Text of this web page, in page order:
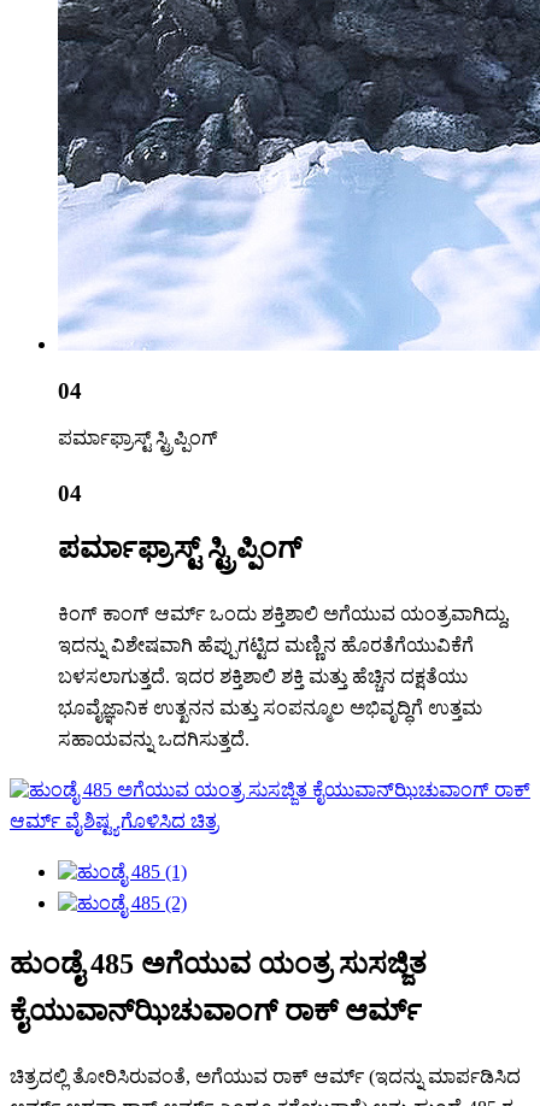
04
ಪರ್ಮಾಫ್ರಾಸ್ಟ್ ಸ್ಟ್ರಿಪ್ಪಿಂಗ್
04
ಪರ್ಮಾಫ್ರಾಸ್ಟ್ ಸ್ಟ್ರಿಪ್ಪಿಂಗ್
ಕಿಂಗ್ ಕಾಂಗ್ ಆರ್ಮ್ ಒಂದು ಶಕ್ತಿಶಾಲಿ ಅಗೆಯುವ ಯಂತ್ರವಾಗಿದ್ದು,
ಇದನ್ನು ವಿಶೇಷವಾಗಿ ಹೆಪ್ಪುಗಟ್ಟಿದ ಮಣ್ಣಿನ ಹೊರತೆಗೆಯುವಿಕೆಗೆ
ಬಳಸಲಾಗುತ್ತದೆ. ಇದರ ಶಕ್ತಿಶಾಲಿ ಶಕ್ತಿ ಮತ್ತು ಹೆಚ್ಚಿನ ದಕ್ಷತೆಯು
ಭೂವೈಜ್ಞಾನಿಕ ಉತ್ಖನನ ಮತ್ತು ಸಂಪನ್ಮೂಲ ಅಭಿವೃದ್ಧಿಗೆ ಉತ್ತಮ
ಸಹಾಯವನ್ನು ಒದಗಿಸುತ್ತದೆ.
ಹುಂಡೈ 485 ಅಗೆಯುವ ಯಂತ್ರ ಸುಸಜ್ಜಿತ
ಕೈಯುವಾನ್‌ಝಿಚುವಾಂಗ್ ರಾಕ್ ಆರ್ಮ್
ಚಿತ್ರದಲ್ಲಿ ತೋರಿಸಿರುವಂತೆ, ಅಗೆಯುವ ರಾಕ್ ಆರ್ಮ್ (ಇದನ್ನು ಮಾರ್ಪಡಿಸಿದ